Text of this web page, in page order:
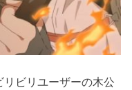
リビリユーザーの木公